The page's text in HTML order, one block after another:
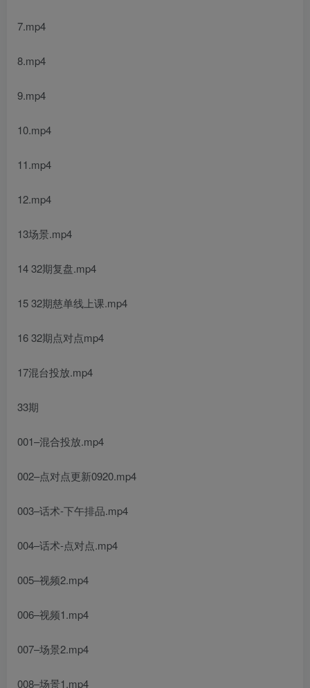
7.mp4
8.mp4
9.mp4
10.mp4
11.mp4
12.mp4
13场景.mp4
14 32期复盘.mp4
15 32期慈单线上课.mp4
16 32期点对点mp4
17混台投放.mp4
33期
001–混合投放.mp4
002–点对点更新0920.mp4
003–话术-下午排品.mp4
004–话术-点对点.mp4
005–视频2.mp4
006–视频1.mp4
007–场景2.mp4
008–场景1.mp4